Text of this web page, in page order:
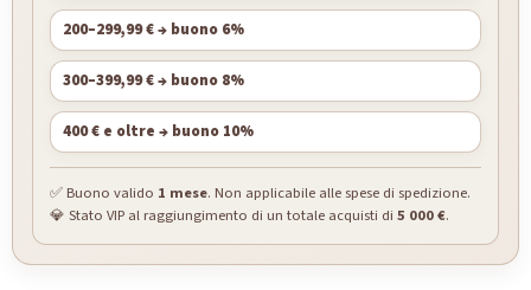
200–299,99 € → buono 6%
300–399,99 € → buono 8%
400 € e oltre → buono 10%
✅ Buono valido 1 mese. Non applicabile alle spese di spedizione.
💎 Stato VIP al raggiungimento di un totale acquisti di 5 000 €.